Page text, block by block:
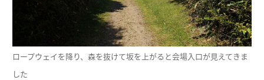
ロープウェイを降り、森を抜けて坂を上がると会場入口が見えてきま
した